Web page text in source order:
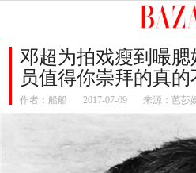
邓超为拍戏瘦到嘬
员值得你崇拜的真的
作者： 船船 2017-07-09 来源：芭莎